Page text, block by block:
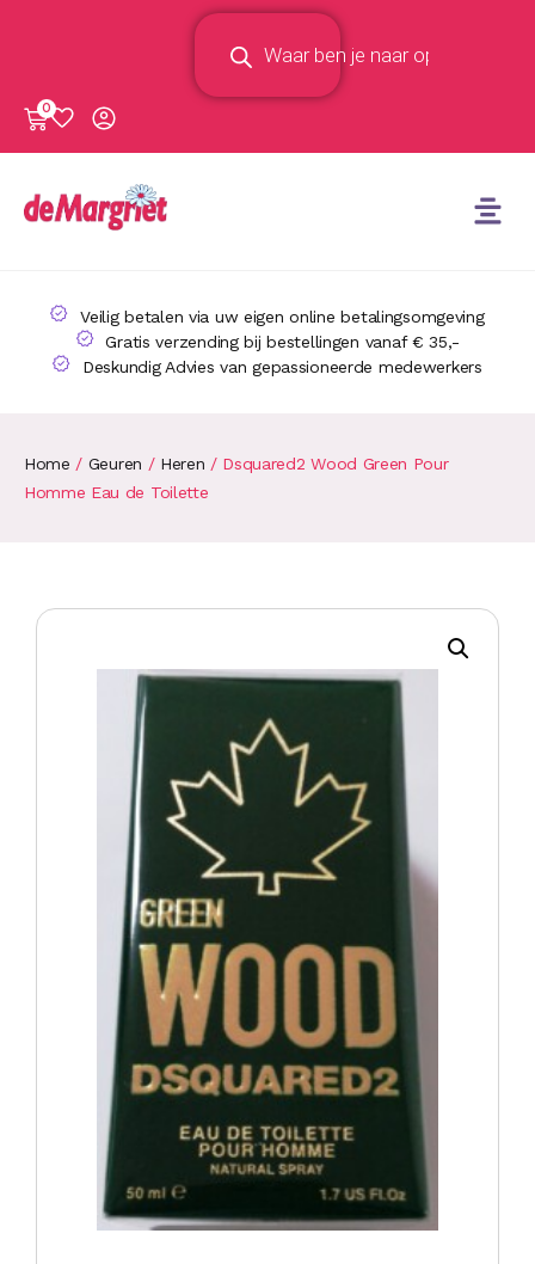
0
Veilig betalen via uw eigen online betalingsomgeving
Gratis verzending bij bestellingen vanaf € 35,-
Deskundig Advies van gepassioneerde medewerkers
Home / Geuren / Heren / Dsquared2 Wood Green Pour
Homme Eau de Toilette